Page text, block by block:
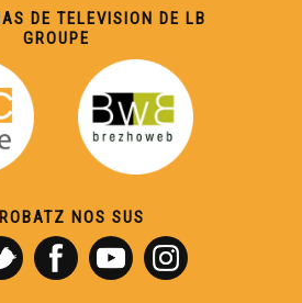
DE TELEVISION DE LB
GROUPE
NOS SUS